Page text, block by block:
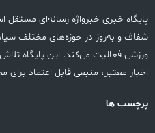
پایگاه خبری خبرواژه رسانه‌ای مستقل
شفاف و به‌روز در حوزه‌های مختلف
ورزشی فعالیت می‌کند. این پایگاه
اخبار معتبر، منبعی قابل اعتماد برای
پرچسب ها